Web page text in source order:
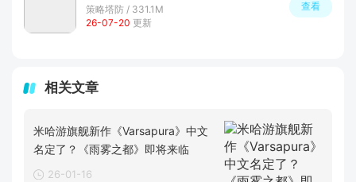
策略塔防 / 331.1M
26-07-20 更新
查看
相关文章
米哈游旗舰新作《Varsapura》中文
名定了？《雨雾之都》即将来临
26-01-16